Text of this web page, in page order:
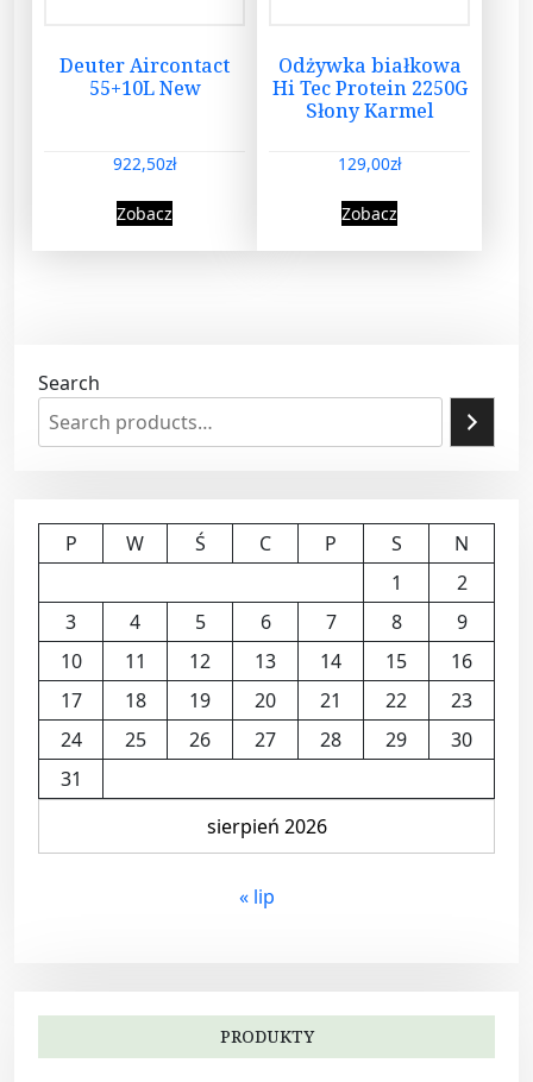
Deuter Aircontact
55+10L New
922,50zł
Zobacz
Odżywka białkowa
Hi Tec Protein 2250G
Słony Karmel
129,00zł
Zobacz
Search
sierpień 2026
P W Ś C P S
N
1
2
3
4 5 6 7 8
9
10
11 12 13 14 15
16
17
18 19 20 21 22
23
24
25 26 27 28 29
30
31
« lip
PRODUKTY